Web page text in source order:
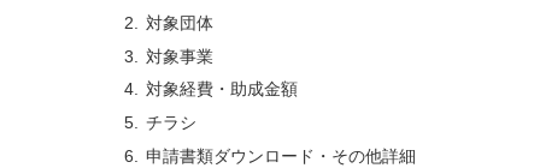
対象団体
対象事業
対象経費・助成金額
チラシ
申請書類ダウンロード・その他詳細